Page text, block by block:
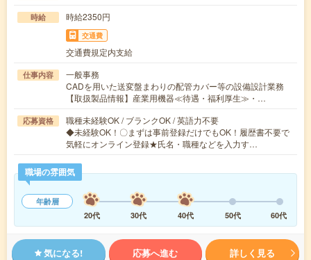
時給 時給2350円
交通費
交通費規定内支給
仕事内容
一般事務
CADを用いた送変盤まわりの配管カバー等の設備設計業務
【取扱製品情報】産業用機器≪待遇・福利厚生≫・…
応募資格
職種未経験OK / ブランクOK / 英語力不要
◆未経験OK！〇まずは事前登録だけでもOK！履歴書不要で
気軽にオンライン登録★氏名・職種などを入力す…
職場の雰囲気
年齢層
20代
30代 40代 50代 60代
気になる! 応募へ進む 詳しく見る